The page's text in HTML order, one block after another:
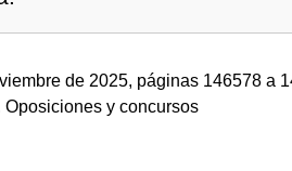
de 2025, páginas 146578 a
Oposiciones y concursos